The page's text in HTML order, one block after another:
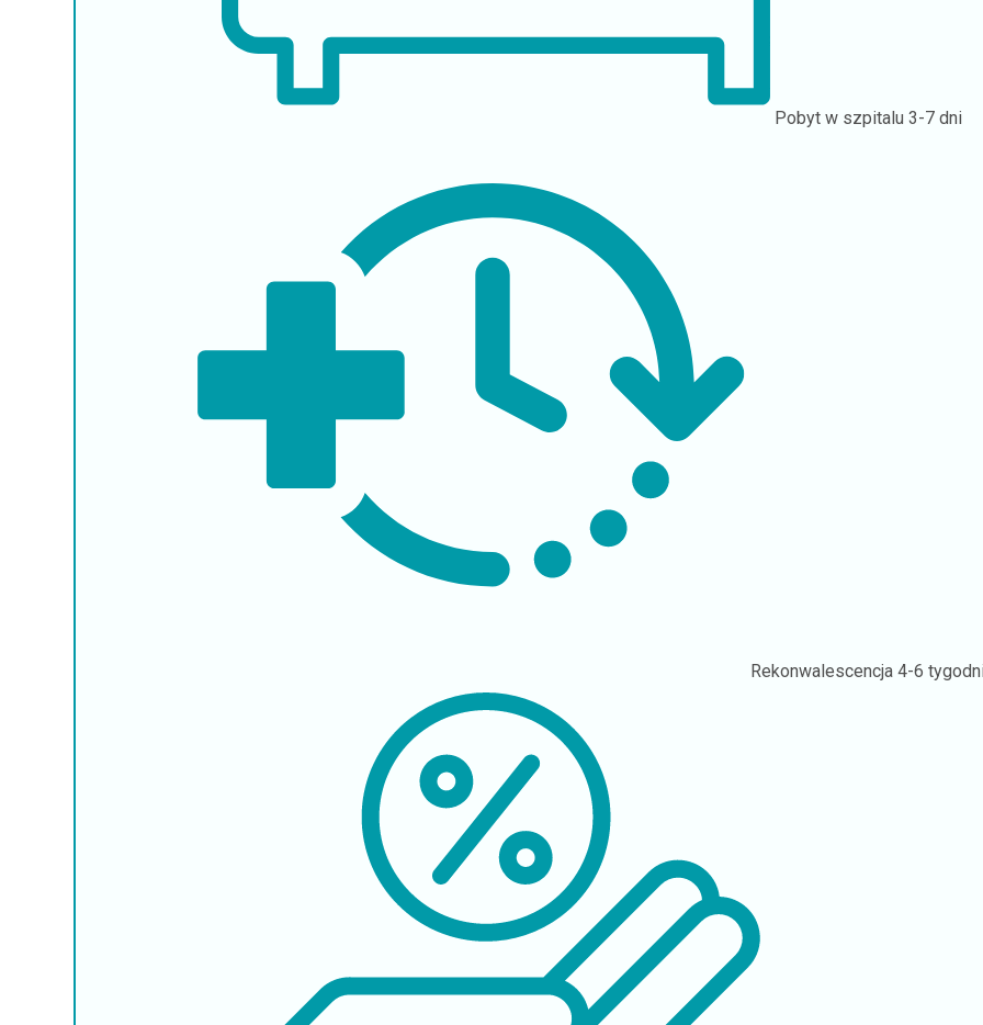
Pobyt w szpitalu 3-7 dni
Rekonwalescencja4-6